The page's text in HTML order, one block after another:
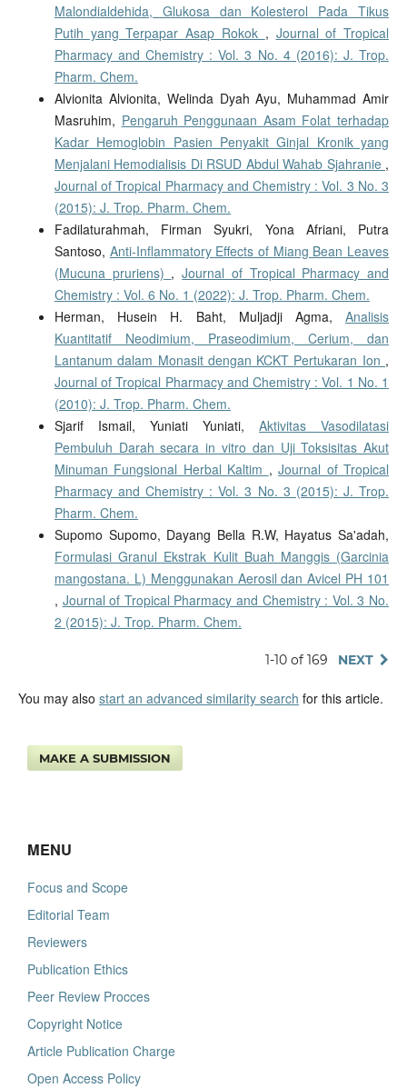
Malondialdehida, Glukosa dan Kolesterol Pada Tikus
Putih yang Terpapar Asap Rokok , Journal of Tropical
Pharmacy and Chemistry : Vol. 3 No. 4 (2016): J. Trop.
Pharm. Chem.
Alvionita Alvionita, Welinda Dyah Ayu, Muhammad Amir
Masruhim, Pengaruh Penggunaan Asam Folat terhadap
Kadar Hemoglobin Pasien Penyakit Ginjal Kronik yang
Menjalani Hemodialisis Di RSUD Abdul Wahab Sjahranie ,
Journal of Tropical Pharmacy and Chemistry : Vol. 3 No. 3
(2015): J. Trop. Pharm. Chem.
Fadilaturahmah, Firman Syukri, Yona Afriani, Putra
Santoso, Anti-Inflammatory Effects of Miang Bean Leaves
(Mucuna pruriens) ,Journal of Tropical Pharmacy and
Chemistry : Vol. 6 No. 1 (2022): J. Trop. Pharm. Chem.
Herman, Husein H. Baht, Muljadji Agma,Analisis
Kuantitatif Neodimium, Praseodimium, Cerium, dan
Lantanum dalam Monasit dengan KCKT Pertukaran Ion ,
Journal of Tropical Pharmacy and Chemistry : Vol. 1 No. 1
(2010): J. Trop. Pharm. Chem.
Sjarif Ismail, Yuniati Yuniati,Aktivitas Vasodilatasi
Pembuluh Darah secara in vitro dan Uji Toksisitas Akut
Minuman Fungsional Herbal Kaltim ,Journal of Tropical
Pharmacy and Chemistry : Vol. 3 No. 3 (2015): J. Trop.
Pharm. Chem.
Supomo Supomo, Dayang Bella R.W, Hayatus Sa'adah,
Formulasi Granul Ekstrak Kulit Buah Manggis (Garcinia
mangostana. L) Menggunakan Aerosil dan Avicel PH 101
, Journal of Tropical Pharmacy and Chemistry : Vol. 3 No.
2 (2015): J. Trop. Pharm. Chem.
1-10 of 169 NEXT
You may also start an advanced similarity search for this article.
MAKE A SUBMISSION
MENU
Focus and Scope
Editorial Team
Reviewers
Publication Ethics
Peer Review Procces
Copyright Notice
Article Publication Charge
Open Access Policy